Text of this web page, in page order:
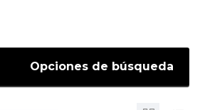
Opciones de búsqueda